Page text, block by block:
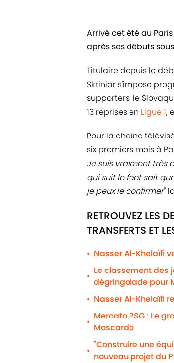
Arrivé cet été au
après ses débuts
Titulaire depuis le
Skriniar s'impose
supporters, le
13 reprises en Ligue 1,
Pour la chaine
six premiers mois à
Je suis vraiment très
qui suit le foot sait
je peux le confirmer"
RETROUVEZ LES
TRANSFERTS ET
• Nasser Al-Khelaïfi
•
Le classement des
dégringolade pour
• Nasser Al-Khelaïfi
•
Mercato PSG : Le
Moscardo
•
"Construire une
nouveau projet du